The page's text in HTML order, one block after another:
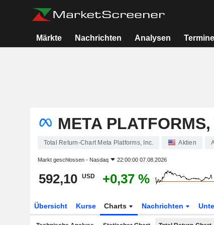
Märkte Nachrichten Analysen Termine
META PLATFORMS,
Total Return-Chart Meta Platforms, Inc. Aktien
Markt geschlossen - Nasdaq 22:00:00 07.08.2026
592,10 USD +0,37 %
Übersicht Kurse Charts Nachrichten